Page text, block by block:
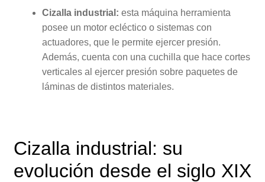
Cizalla industrial: esta máquina herramienta
posee un motor ecléctico o sistemas con
actuadores, que le permite ejercer presión.
Además, cuenta con una cuchilla que hace cortes
verticales al ejercer presión sobre paquetes de
láminas de distintos materiales.
Cizalla industrial: su
evolución desde el siglo XIX